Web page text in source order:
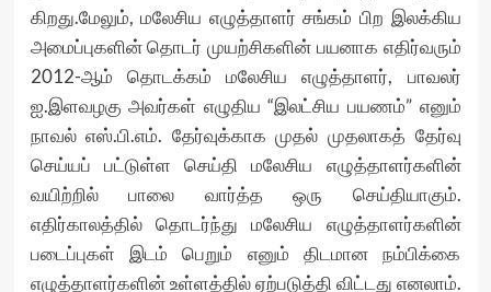
கிறது.மேலும், மலேசிய எழுத்தாளர் சங்கம் பிற இலக்கிய
அமைப்புகளின் தொடர் முயற்சிகளின் பயனாக எதிர்வரும்
2012-ஆம் தொடக்கம் மலேசிய எழுத்தாளர், பாவலர்
ஐ.இளவழகு அவர்கள் எழுதிய “இலட்சிய பயணம்” எனும்
நாவல் எஸ்.பி.எம். தேர்வுக்காக முதல் முதலாகத் தேர்வு
செய்யப் பட்டுள்ள செய்தி மலேசிய எழுத்தாளர்களின்
வயிற்றில் பாலை வார்த்த ஒரு செய்தியாகும்.
எதிர்காலத்தில் தொடர்ந்து மலேசிய எழுத்தாளர்களின்
படைப்புகள் இடம் பெறும் எனும் திடமான நம்பிக்கை
எழுத்தாளர்களின் உள்ளத்தில் ஏற்படுத்தி விட்டது எனலாம்.